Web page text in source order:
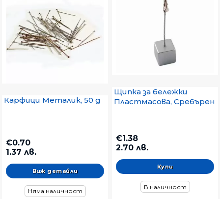
Карфици Металик, 50 g
€0.70
1.37 лв.
Виж детайли
Няма наличност
Щипка за бележки
Пластмасова, Сребърен
€1.38
2.70 лв.
В наличност